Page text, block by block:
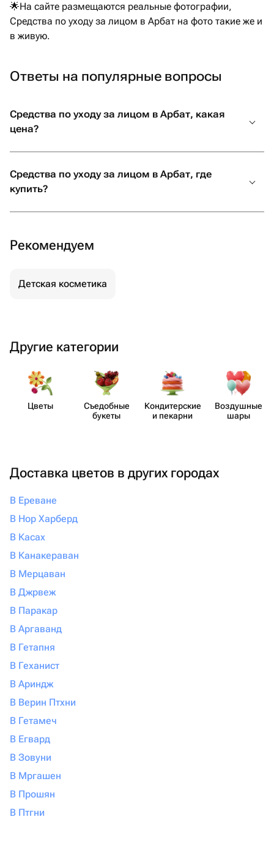
мне полное спокойствие и уверенность
В итоге всё было даже лучше, чем я
могла представить! Безумно вкусный
упаковка, а самое трогательное - мою
открытку с пожеланиями аккуратно
и для меня это самое главное.
Огромное спасибо за вашу
незабываемым. От всей души
рекомендую! Если вы хотите подарить
безупречно, смело обращайтесь
🌟На сайте размещаются реальные фотографии,
Средства по уходу за лицом в Арбат на фото такие же и
в живую.
Ответы на популярные вопросы
Средства по уходу за лицом в Арбат, какая
цена?
Средства по уходу за лицом в Арбат, где
купить?
Рекомендуем
Детская косметика
Другие категории
Цветы
Съедобные
букеты
Кондит​ерские
и пекарни
Воздушные
шары
Доставка цветов в других городах
В Ереване
В Нор Харберд
В Касах
В Канакераван
В Мерцаван
В Джрвеж
В Паракар
В Аргаванд
В Гетапня
В Геханист
В Ариндж
В Верин Птхни
В Гетамеч
В Егвард
В Зовуни
В Мргашен
В Прошян
В Птгни